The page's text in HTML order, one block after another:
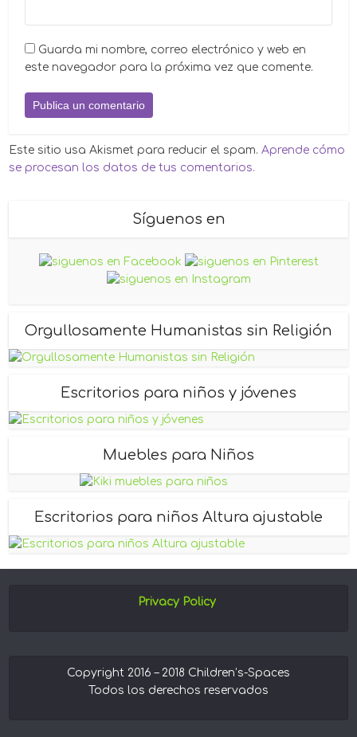
Guarda mi nombre, correo electrónico y web en
este navegador para la próxima vez que comente.
Este sitio usa Akismet para reducir el spam.Aprende cómo
se procesan los datos de tus comentarios.
Síguenos en
Orgullosamente Humanistas sin Religión
Escritorios para niños y jóvenes
Muebles para Niños
Escritorios para niños Altura ajustable
Privacy Policy
Copyright 2016 – 2018 Children’s-Spaces
Todos los derechos reservados